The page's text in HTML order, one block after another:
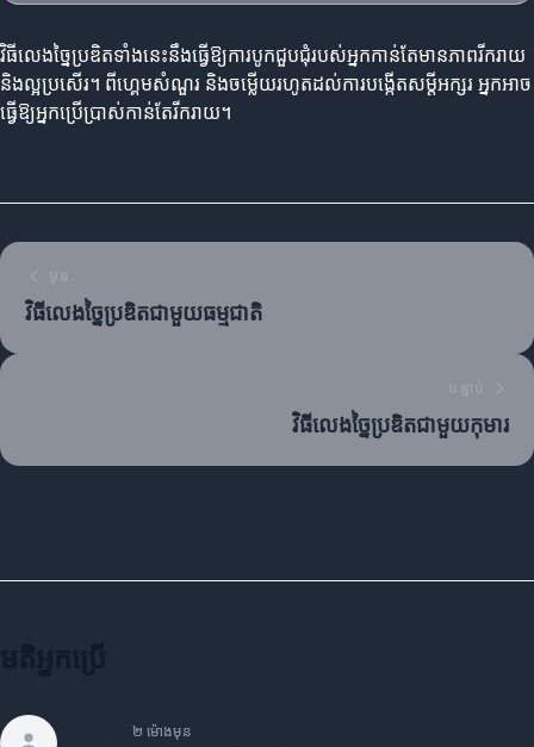
វិធីលេងច្នៃប្រឌិតទាំងនេះនឹងធ្វើឱ្យការបូកជួបជុំរបស់អ្នកកាន់តែមានភាពរីករាយ
និងល្អប្រសើរ។ ពីហ្គេមសំណួរ និងចម្លើយរហូតដល់ការបង្កើតសម្តីអក្សរ អ្នកអាច
ធ្វើឱ្យអ្នកប្រើប្រាស់កាន់តែរីករាយ។
វិធីលេងច្នៃប្រឌិតជាមួយធម្មជាតិ
វិធីលេងច្នៃប្រឌិតជាមួយកុមារ
២ ម៉ោងមុន